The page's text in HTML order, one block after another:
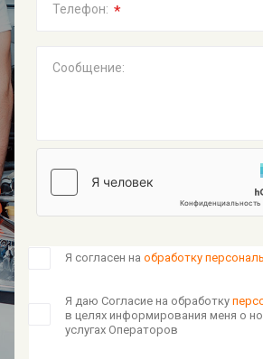
Телефон: *
Сообщение:
Я согласен на обработку
Я даю Согласие на обработку
в целях информирования меня о
услугах Операторов